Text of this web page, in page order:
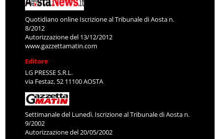
Quotidiano online Iscrizione al Tribunale di Aosta n.
8/2012
Autorizzazione del 13/12/2012
www.gazzettamatin.com
Editore
LG PRESSE S.R.L.
via Festaz, 52 11100 AOSTA
Settimanale del Lunedì. Iscrizione al Tribunale di Aosta n.
9/2002
Autorizzazione del 20/05/2002